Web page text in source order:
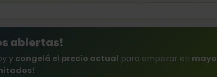
abiertas!
y congelá el precio actual para empezar en mayo